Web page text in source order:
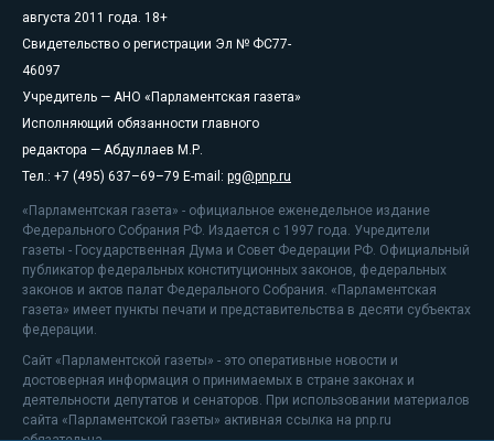
августа 2011 года. 18+
Свидетельство о регистрации Эл № ФС77-
46097
Учредитель — АНО «Парламентская газета»
Исполняющий обязанности главного
редактора — Абдуллаев М.Р.
Тел.: +7 (495) 637–69–79 E-mail: pg@pnp.ru
«Парламентская газета» - официальное еженедельное издание
Федерального Собрания РФ. Издается с 1997 года. Учредители
газеты - Государственная Дума и Совет Федерации РФ. Официальный
публикатор федеральных конституционных законов, федеральных
законов и актов палат Федерального Собрания. «Парламентская
газета» имеет пункты печати и представительства в десяти субъектах
федерации.
Сайт «Парламентской газеты» - это оперативные новости и
достоверная информация о принимаемых в стране законах и
деятельности депутатов и сенаторов. При использовании материалов
сайта «Парламентской газеты» активная ссылка на pnp.ru